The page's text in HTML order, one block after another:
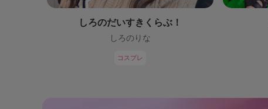
しろのだいすきくらぶ！
しろのりな
コスプレ